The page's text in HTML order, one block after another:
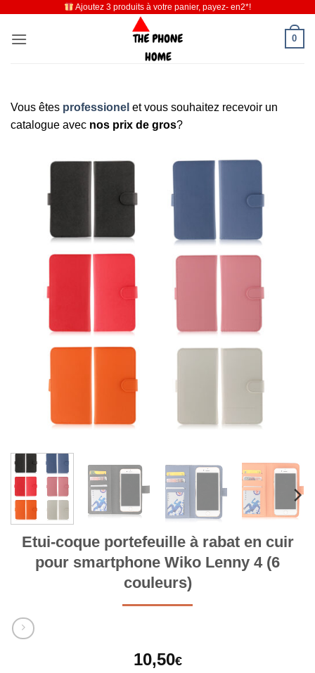
contenu
Ajoutez 3 produits à votre panier, payez- en2*!
0
Vous êtes professionel et vous souhaitez recevoir un
catalogue avec nos prix de gros?
Etui-coque portefeuille à rabat en cuir
pour smartphone Wiko Lenny 4 (6
couleurs)
10,50€